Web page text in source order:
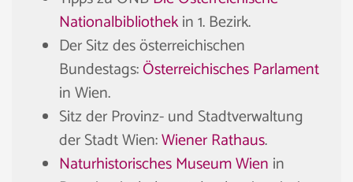
Nationalbibliothekin 1. Bezirk.
Der Sitz des österreichischen
Bundestags:Österreichisches Parlament
in Wien.
Sitz der Provinz- und Stadtverwaltung
der Stadt Wien:Wiener Rathaus.
Naturhistorisches Museum Wien in